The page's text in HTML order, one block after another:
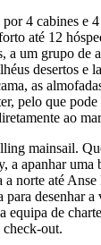
4 cabines e
até 12
a um grupo de
desertos e
as
pelo que
ao
mainsail.
a apanhar
a norte até
desenhar a
equipa de
out.